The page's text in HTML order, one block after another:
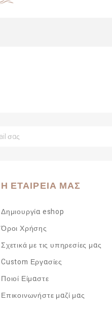
Η ΕΤΑΙΡΕΊΑ ΜΑΣ
Δημιουργία eshop
Όροι Χρήσης
Σχετικά με τις υπηρεσίες μας
Custom Εργασίες
Ποιοί Είμαστε
Επικοινωνήστε μαζί μας